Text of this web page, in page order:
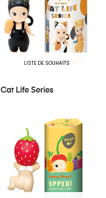
LISTE DE SOUHAITS
Cat Life Series